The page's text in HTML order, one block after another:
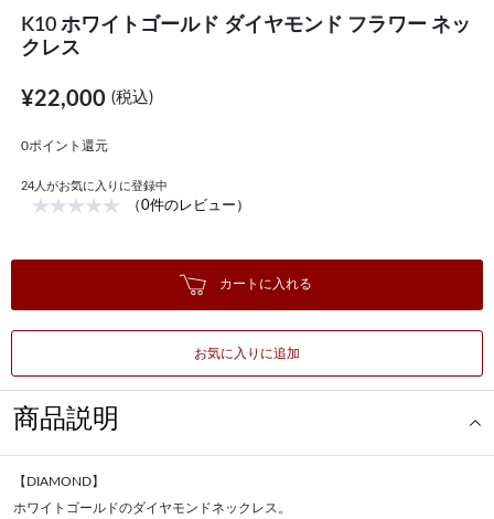
K10 ホワイトゴールド ダイヤモンド フラワー ネッ
クレス
¥22,000(税込)
0ポイント還元
24 人がお気に入りに登録中
（0件のレビュー）
カートに入れる
お気に入りに追加
商品説明
【DIAMOND】
ホワイトゴールドのダイヤモンドネックレス。